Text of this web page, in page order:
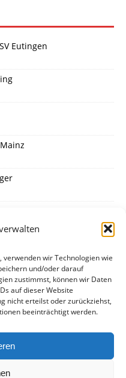
wir Technologien wie
und/oder darauf
zustimmst, können wir Daten
auf dieser Website
nicht erteilst oder zurückziehst,
beeinträchtigt werden.
Eutingen
später Niederlage